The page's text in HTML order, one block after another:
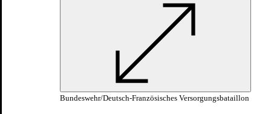
Bundeswehr/Deutsch-Französisches Versorgungsbataillon
Eid und Feierliches Gelöbnis
Steigerung der körperlichen
Leistungsfähigkeit
Waffen- und Geräteausbildung
Panzerfaust
Theorieunterricht Panzerfaust